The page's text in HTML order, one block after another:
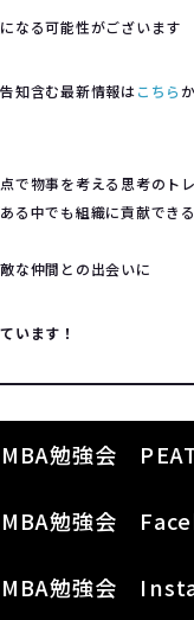
なる可能性がございます
知含む最新情報はこちら
で物事を考える思考のト
る中でも組織に貢献でき
な仲間との出会いに
います！
勉強会
MBA勉強会
MBA勉強会